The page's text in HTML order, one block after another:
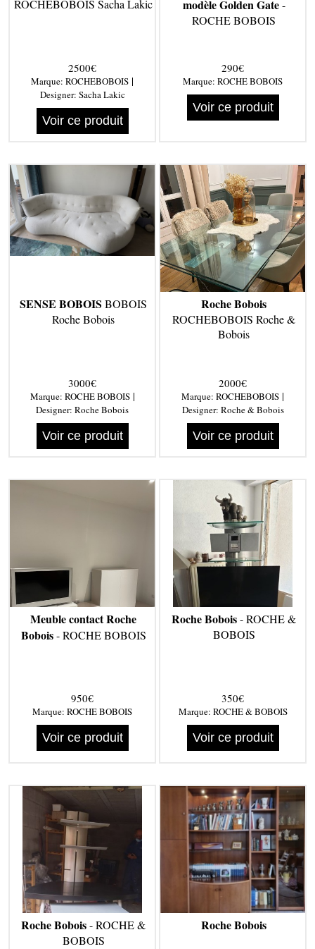
ROCHEBOBOIS Sacha Lakic
2500€
Marque: ROCHEBOBOIS |
Designer: Sacha Lakic
Voir ce produit
modèle Golden Gate-
ROCHE BOBOIS
290€
Marque: ROCHE BOBOIS
Voir ce produit
SENSE BOBOIS BOBOIS
Roche Bobois
3000€
Marque: ROCHE BOBOIS|
Designer: Roche Bobois
Voir ce produit
Roche Bobois
ROCHEBOBOIS Roche &
Bobois
2000€
Marque: ROCHEBOBOIS |
Designer: Roche & Bobois
Voir ce produit
Meuble contact Roche
Bobois- ROCHE BOBOIS
950€
Marque: ROCHE BOBOIS
Voir ce produit
Roche Bobois- ROCHE &
BOBOIS
350€
Marque: ROCHE & BOBOIS
Voir ce produit
Roche Bobois- ROCHE &
BOBOIS
Roche Bobois